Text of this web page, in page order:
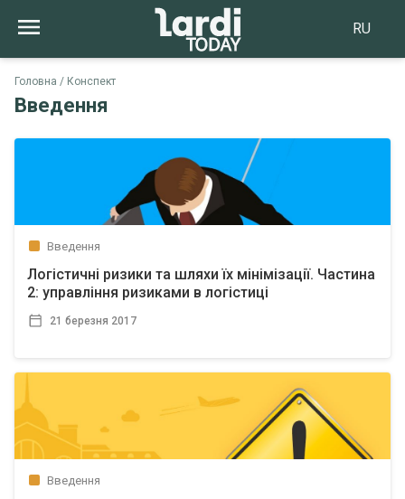
RU
Головна Конспект
Введення
Введення
Логістичні ризики та шляхи їх мінімізації. Частина
2: управління ризиками в логістиці
21 березня 2017
Введення